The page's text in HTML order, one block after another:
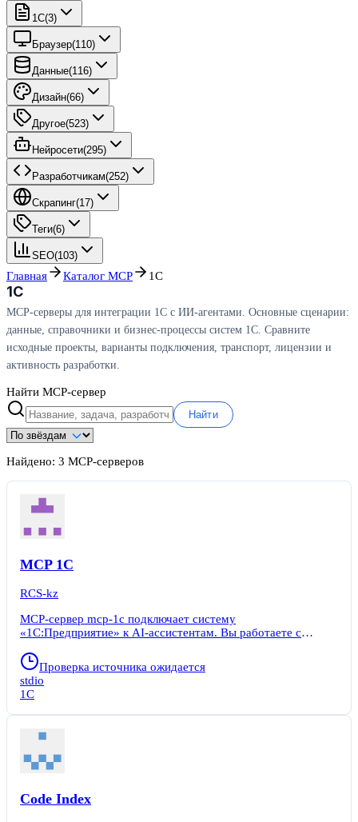
1C(3)
Браузер(110)
Данные(116)
Дизайн(66)
Другое(523)
Нейросети(295)
Разработчикам(252)
Скрапинг(17)
Теги(6)
SEO(103)
Главная Каталог MCP 1С
1С
MCP-серверы для интеграции 1С с ИИ-агентами. Основные сценарии:
данные, справочники и бизнес-процессы систем 1С. Сравните
исходные проекты, варианты подключения, транспорт, лицензии и
активность разработки.
Найти MCP-сервер
Найти
Найдено: 3 MCP-серверов
MCP 1С
RCS-kz
MCP-сервер mcp-1c подключает систему
«1С:Предприятие» к AI-ассистентам. Вы работаете с
запрашиваете счета, договоры, данные контрагентов и тут
же получаете ответ. Сервер умеет не только читать, но и
создавать документы, выполнять проводки — всё через
текстовые команды. Инструмент создан для разработчиков,
1С-специалистов и руководителей, которые хотят ускорить
использования (бесплатный тариф Solo), так и для
коммерческих проектов с полным доступом на запись.
Проверка источника ожидается
stdio
1С
Code Index